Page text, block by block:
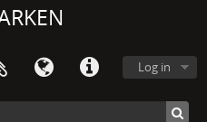
Log in